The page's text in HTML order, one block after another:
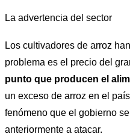
La advertencia del sector
Los cultivadores de arroz
problema es el precio del
punto que producen el
un exceso de arroz en el
fenómeno que el gobierno
anteriormente a atacar.